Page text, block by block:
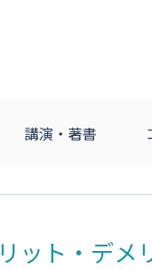
講演・著書
ット・デメ